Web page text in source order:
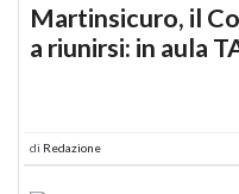
Martinsicuro, il
a riunirsi: in aula
di Redazione